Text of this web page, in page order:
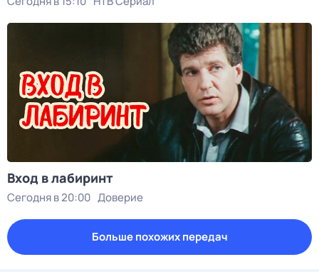
Вход в лабиринт
Сегодня в 20:00 Доверие
Больше похожих передач